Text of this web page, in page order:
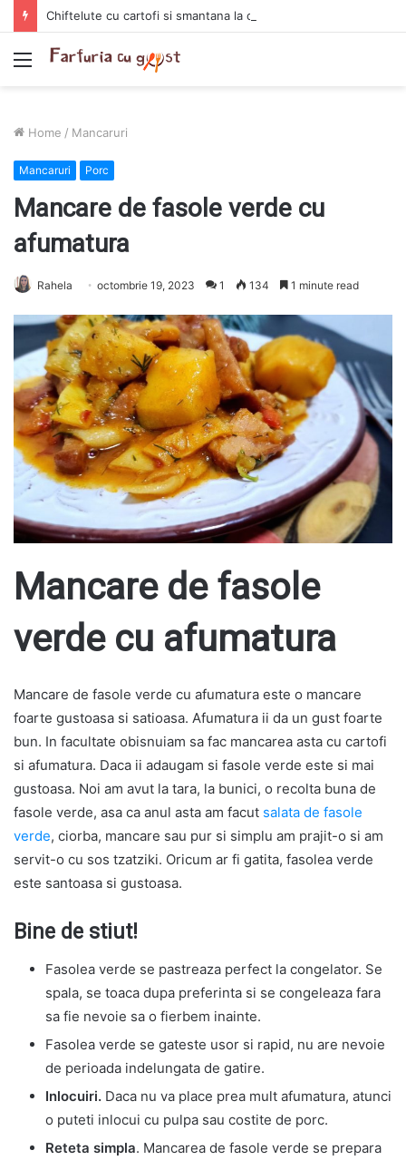
Chiftelute cu cartofi si smantana la cuptor
Menu
Home / Mancaruri
Mancaruri Porc
Mancare de fasole verde cu
afumatura
Rahela octombrie 19, 2023 1 134 1 minute read
Mancare de fasole
verde cu afumatura
Mancare de fasole verde cu afumatura este o mancare
foarte gustoasa si satioasa. Afumatura ii da un gust foarte
bun. In facultate obisnuiam sa fac mancarea asta cu cartofi
si afumatura. Daca ii adaugam si fasole verde este si mai
gustoasa. Noi am avut la tara, la bunici, o recolta buna de
fasole verde, asa ca anul asta am facut salata de fasole
verde, ciorba, mancare sau pur si simplu am prajit-o si am
servit-o cu sos tzatziki. Oricum ar fi gatita, fasolea verde
este santoasa si gustoasa.
Bine de stiut!
Fasolea verde se pastreaza perfect la congelator. Se
spala, se toaca dupa preferinta si se congeleaza fara
sa fie nevoie sa o fierbem inainte.
Fasolea verde se gateste usor si rapid, nu are nevoie
de perioada indelungata de gatire.
Inlocuiri. Daca nu va place prea mult afumatura, atunci
o puteti inlocui cu pulpa sau costite de porc.
Reteta simpla. Mancarea de fasole verde se prepara